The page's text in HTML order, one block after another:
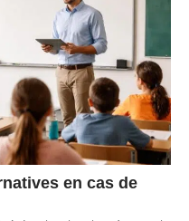
en cas de